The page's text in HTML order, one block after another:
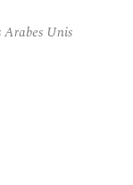
Unis